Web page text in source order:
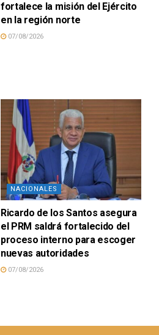
fortalece la misión del Ejército
en la región norte
07/08/2026
NACIONALES
Ricardo de los Santos asegura
el PRM saldrá fortalecido del
proceso interno para escoger
nuevas autoridades
07/08/2026